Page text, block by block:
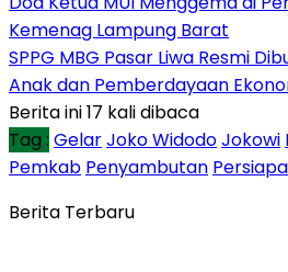
Kemenag Lampung Barat
SPPG MBG Pasar Liwa Resmi
Anak dan Pemberdayaan
Berita ini 17 kali dibaca
Tag : GelarJoko WidodoJokowi
Pemkab Penyambutan
Berita Terbaru